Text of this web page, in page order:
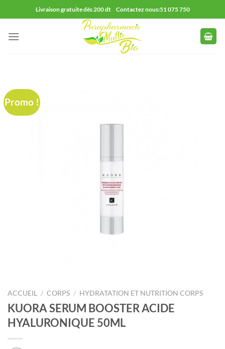
au
contenu
Livraison gratuite dès 200 dt Contactez nous:51 075 750
Promo !
ACCUEIL / CORPS / HYDRATATION ET NUTRITION CORPS
KUORA SERUM BOOSTER ACIDE
HYALURONIQUE 50ML